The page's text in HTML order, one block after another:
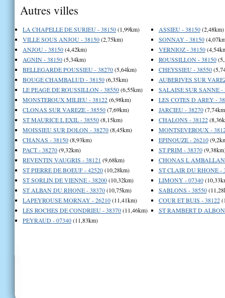
Autres villes
LA CHAPELLE DE SURIEU - 38150(1,99km)
VILLE SOUS ANJOU - 38150(2,75km)
ANJOU - 38150(4,42km)
AGNIN - 38150(5,34km)
BELLEGARDE POUSSIEU - 38270(5,64km)
BOUGE CHAMBALUD - 38150(6,35km)
LE PEAGE DE ROUSSILLON - 38550(6,55km)
MONSTEROUX MILIEU - 38122(6,98km)
CLONAS SUR VAREZE - 38550(7,69km)
ST MAURICE L EXIL - 38550(8,15km)
MOISSIEU SUR DOLON - 38270(8,45km)
CHANAS - 38150(8,93km)
PACT - 38270(9,32km)
REVENTIN VAUGRIS - 38121 (9,68km)
ST PIERRE DE BOEUF - 42520(10,28km)
ST SORLIN DE VIENNE - 38200(10,32km)
ST ALBAN DU RHONE - 38370(10,75km)
LAPEYROUSE MORNAY - 26210(11,41km)
LES ROCHES DE CONDRIEU - 38370(11,46km)
PEYRAUD - 07340(11,83km)
ASSIEU - 38150(2,48km)
SONNAY - 38150
VERNIOZ - 38150
ROUSSILLON - 38150
CHEYSSIEU - 38550
AUBERIVES SUR
SALAISE SUR SANNE -
LES COTES D AREY -
JARCIEU - 38270
CHALONS - 38122
MONTSEVEROUX -
EPINOUZE - 26210
ST PRIM - 38370
CHONAS L AMBALLAN
ST CLAIR DU RHONE -
LIMONY - 07340
SABLONS - 38550
COUR ET BUIS - 38122
ST RAMBERT D